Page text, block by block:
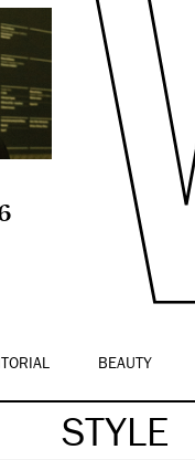
BEAUTY
STYLE